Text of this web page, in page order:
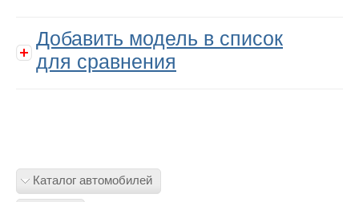
Добавить модель в список
для сравнения
Каталог автомобилей